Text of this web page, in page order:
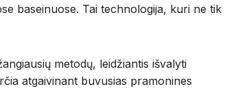
baseinuose. Tai technologija, kuri ne tik
metodų, leidžiantis išvalyti
atgaivinant buvusias pramonines